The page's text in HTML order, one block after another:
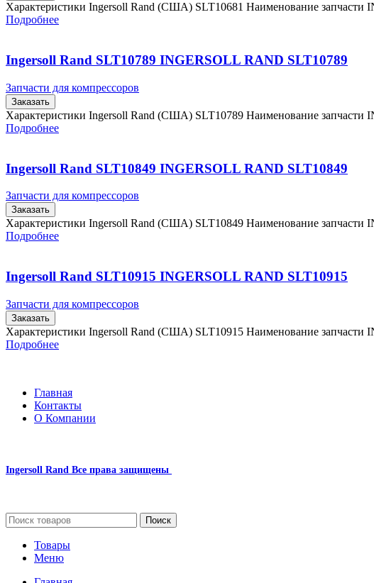
Характеристики Ingersoll Rand (США) SLT10681 Наименование
Подробнее
Ingersoll Rand SLT10789 INGERSOLL RAND SLT10789
Запчасти для компрессоров
Заказать
Характеристики Ingersoll Rand (США) SLT10789 Наименование
Подробнее
Ingersoll Rand SLT10849 INGERSOLL RAND SLT10849
Запчасти для компрессоров
Заказать
Характеристики Ingersoll Rand (США) SLT10849 Наименование
Подробнее
Ingersoll Rand SLT10915 INGERSOLL RAND SLT10915
Запчасти для компрессоров
Заказать
Характеристики Ingersoll Rand (США) SLT10915 Наименование
Подробнее
Главная
Контакты
О Компании
Ingersoll Rand Все права защищены
Поиск
Товары
Меню